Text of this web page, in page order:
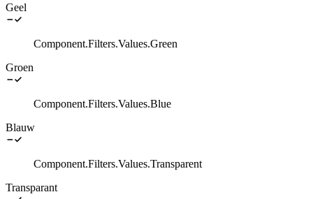
Geel
Component.Filters.Values.Green
Groen
Component.Filters.Values.Blue
Blauw
Component.Filters.Values.Transparent
Transparant